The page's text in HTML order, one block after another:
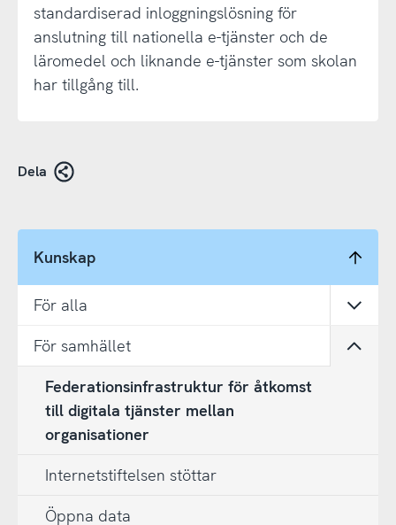
standardiserad inloggningslösning för
anslutning till nationella e-tjänster och de
läromedel och liknande e-tjänster som skolan
har tillgång till.
Dela
Kunskap
För alla
För samhället
Federationsinfrastruktur för åtkomst
till digitala tjänster mellan
organisationer
Internetstiftelsen stöttar
Öppna data